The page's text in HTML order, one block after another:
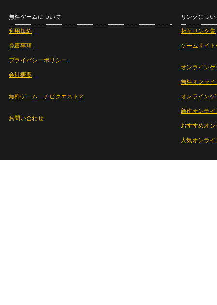
無料ゲームについて
利用規約
免責事項
プライバシーポリシー
会社概要
無料ゲーム チビクエスト２
お問い合わせ
リンクについ
相互リンク集
ゲームサイト
オンラインゲ
無料オンライ
オンライン
新作オンライ
おすすめオ
人気オンラ